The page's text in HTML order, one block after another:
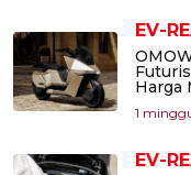
EV-
Harga
1
EV-